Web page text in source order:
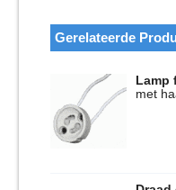
Gerelateerde
Lamp
met